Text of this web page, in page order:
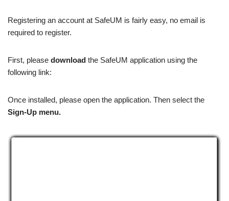
Registering an account at SafeUM is fairly easy, no email is
required to register.
First, please download the SafeUM application using the
following link:
Once installed, please open the application. Then select the
Sign-Up menu.